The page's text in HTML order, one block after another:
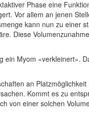
Phase eine
Vor allem an jenen
kann nun zu einer
Diese
Myom «verkleinert».
an
Kommt es zu
von einer solchen